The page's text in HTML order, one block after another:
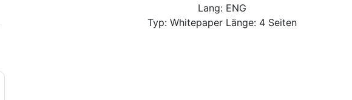
Lang: ENG
Typ: Whitepaper Länge: 4 Seiten